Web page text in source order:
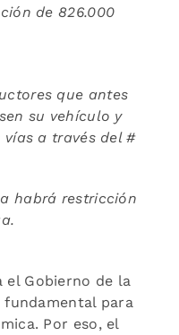
de 826.000
que antes
su vehículo y
vías a través del#
habrá restricción
el Gobierno de la
para
Por eso, el